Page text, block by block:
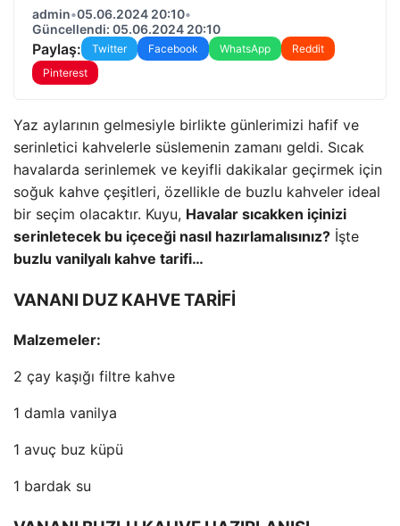
admin•05.06.2024 20:10•
Güncellendi: 05.06.2024 20:10
Paylaş: Twitter Facebook WhatsApp
Reddit
Pinterest
Yaz aylarının gelmesiyle birlikte günlerimizi hafif ve
serinletici kahvelerle süslemenin zamanı geldi. Sıcak
havalarda serinlemek ve keyifli dakikalar geçirmek için
soğuk kahve çeşitleri, özellikle de buzlu kahveler ideal
bir seçim olacaktır. Kuyu, Havalar sıcakken içinizi
serinletecek bu içeceği nasıl hazırlamalısınız? İşte
buzlu vanilyalı kahve tarifi…
VANANI DUZ KAHVE TARİFİ
Malzemeler:
2 çay kaşığı filtre kahve
1 damla vanilya
1 avuç buz küpü
1 bardak su